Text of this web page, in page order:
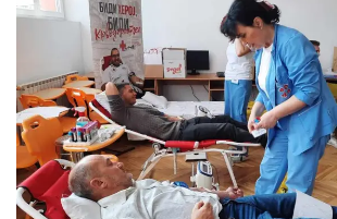
ИСТОРИЈАТ НА ЦКРМ